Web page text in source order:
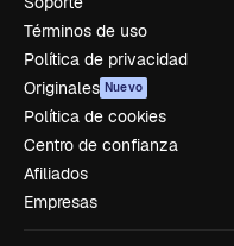
Términos de uso
Política de privacidad
Originales Nuevo
Política de cookies
Centro de confianza
Afiliados
Empresas